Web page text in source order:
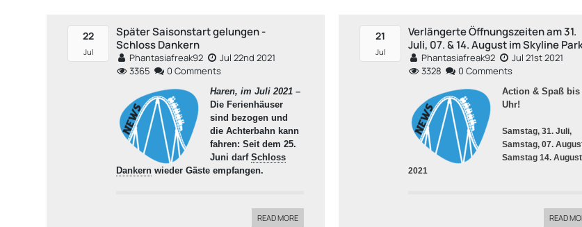
22
Jul
Später Saisonstart gelungen -
Schloss Dankern
Phantasiafreak92
Jul 22nd 2021
3365
0 Comments
Haren, im Juli 2021 –
Die Ferienhäuser
sind bezogen und
die Achterbahn kann
fahren: Seit dem 25.
Juni darfSchloss
Dankern wieder Gäste empfangen.
READ MORE
21
Jul
Verlängerte Öffnungszeiten am 31.
Juli, 07. & 14. August im Skyline
Phantasiafreak92
Jul 21st 2021
3328
0 Comments
Action & Spaß bis
Uhr!
Samstag, 31. Juli,
Samstag, 07.
Samstag 14. August
2021
READ